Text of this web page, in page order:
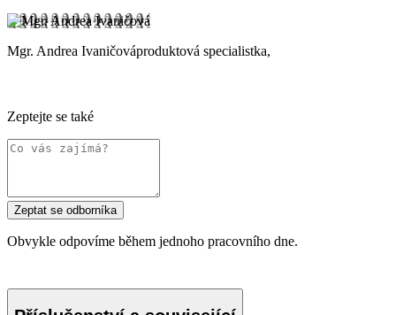
Mgr. Andrea Ivaničováproduktová specialistka,
Zeptejte se také
Zeptat se odborníka
Obvykle odpovíme během jednoho pracovního dne.